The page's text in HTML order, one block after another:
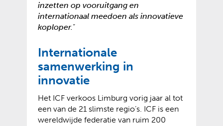
inzetten op vooruitgang en
internationaal meedoen als innovatieve
koploper.”
Internationale
samenwerking in
innovatie
Het ICF verkoos Limburg vorig jaar al tot
een van de 21 slimste regio’s. ICF is een
wereldwijde federatie van ruim 200